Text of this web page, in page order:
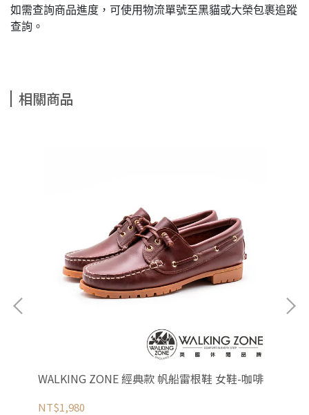
如需查詢商品進度，可使用物流單號至黑貓或大榮包裹追蹤
查詢。
相關商品
WALKING ZONE 經典款 帆船雷根鞋 女鞋-咖啡
NT$1,980